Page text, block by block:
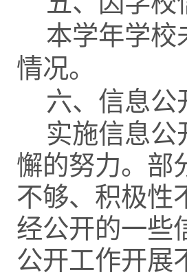
本学年学校
情况。
六、信息公
实施信息公
懈的努力。部
不够、积极性
经公开的一些
公开工作开展